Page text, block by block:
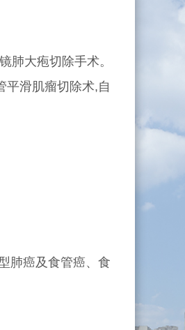
大疱切除手术。
滑肌瘤切除术,自
肺癌及食管癌、食